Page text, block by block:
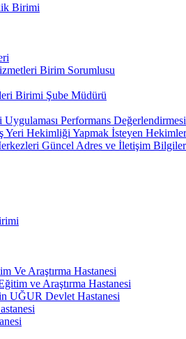
Birimi
Birim Sorumlusu
Birimi Şube Müdürü
Performans
Yeri Hekimliği Yapmak İsteyen
Güncel Adres ve İletişim
Ve Araştırma Hastanesi
ve Araştırma Hastanesi
UĞUR Devlet Hastanesi